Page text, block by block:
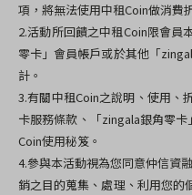
項，將無法使用中租Coin做消費
2.活動所回饋之中租Coin限會員
零卡」會員帳戶或於其他「
計。
3.有關中租Coin之說明、使用、
卡服務條款、「zingala銀角零
Coin使用秘笈。
4.參與本活動視為您同意仲信資
銷之目的蒐集、處理、利用您的